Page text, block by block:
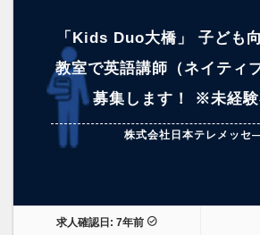
「Kids Duo大橋」 子ども
教室で英語講師（ネイティ
募集します！ ※未経験
株式会社日本テレメッセ
求人確認日: 7年前